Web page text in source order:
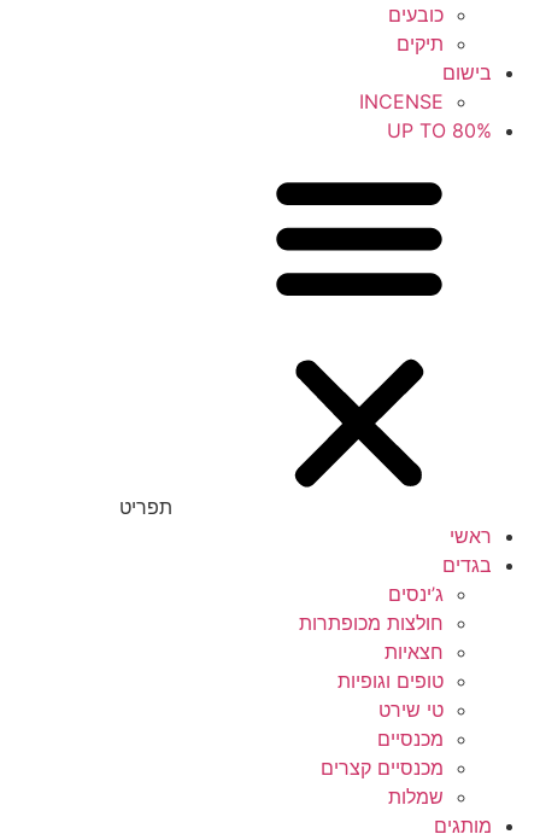
כובעים
תיקים
בישום
INCENSE
UP TO 80%
תפריט
ראשי
בגדים
ג’ינסים
חולצות מכופתרות
חצאיות
טופים וגופיות
טי שירט
מכנסיים
מכנסיים קצרים
שמלות
מותגים